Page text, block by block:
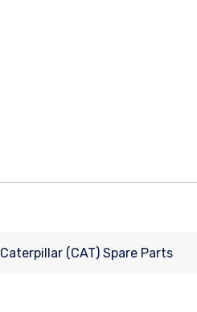
Caterpillar (CAT) Spare Parts